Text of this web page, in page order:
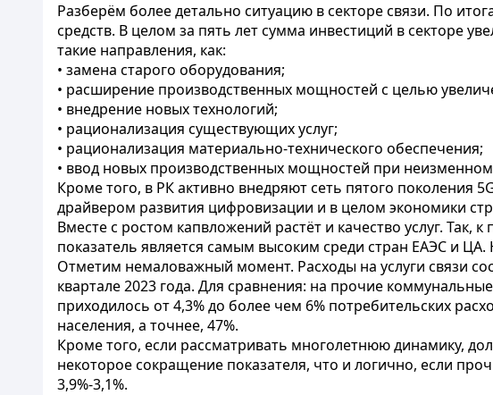
Разберём более детально ситуацию в секторе связи. По
средств. В целом за пять лет сумма инвестиций в секторе
такие направления, как:
• замена старого оборудования;
• расширение производственных мощностей с целью
• внедрение новых технологий;
• рационализация существующих услуг;
• рационализация материально-технического обеспечения;
• ввод новых производственных мощностей при
Кроме того, в РК активно внедряют сеть пятого поколения
драйвером развития цифровизации и в целом экономики
Вместе с ростом капвложений растёт и качество услуг. Так,
показатель является самым высоким среди стран ЕАЭС и
Отметим немаловажный момент. Расходы на услуги связи
квартале 2023 года. Для сравнения: на прочие
приходилось от 4,3% до более чем 6% потребительских
населения, а точнее, 47%.
Кроме того, если рассматривать многолетнюю динамику,
некоторое сокращение показателя, что и логично, если
3,9%-3,1%.